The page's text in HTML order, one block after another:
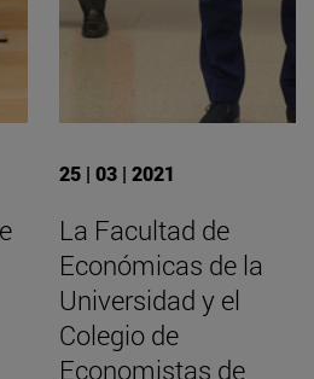
25 | 03 | 2021
La Facultad de
Económicas de la
Universidad y el
Colegio de
Economistas de